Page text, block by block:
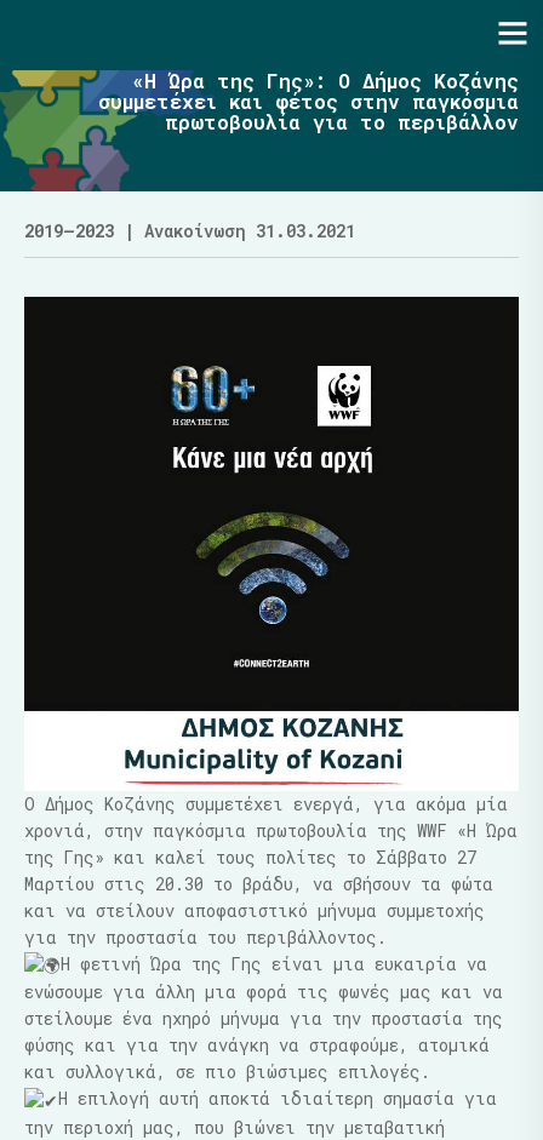
«Η Ώρα της Γης»: Ο Δήμος Κοζάνης
συμμετέχει και φέτος στην παγκόσμια
πρωτοβουλία για το περιβάλλον
2019–2023 | Ανακοίνωση 31.03.2021
Ο Δήμος Κοζάνης συμμετέχει ενεργά, για ακόμα μία
χρονιά, στην παγκόσμια πρωτοβουλία της WWF «Η Ώρα
της Γης» και καλεί τους πολίτες το Σάββατο 27
Μαρτίου στις 20.30 το βράδυ, να σβήσουν τα φώτα
και να στείλουν αποφασιστικό μήνυμα συμμετοχής
για την προστασία του περιβάλλοντος.
Η φετινή Ώρα της Γης είναι μια ευκαιρία να
ενώσουμε για άλλη μια φορά τις φωνές μας και να
στείλουμε ένα ηχηρό μήνυμα για την προστασία της
φύσης και για την ανάγκη να στραφούμε, ατομικά
και συλλογικά, σε πιο βιώσιμες επιλογές.
Η επιλογή αυτή αποκτά ιδιαίτερη σημασία για
την περιοχή μας, που βιώνει την μεταβατική